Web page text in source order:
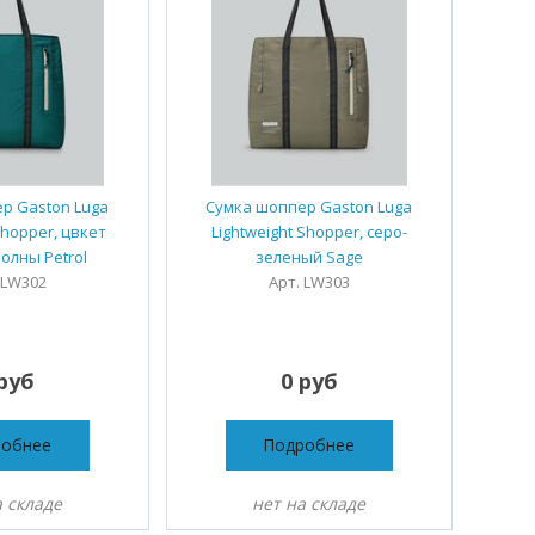
Gaston Luga
цвкет
Petrol
складе
Сумка шоппер Gaston Luga
Lightweight Shopper, серо-
зеленый Sage
Арт. LW303
0 руб
Подробнее
нет на складе